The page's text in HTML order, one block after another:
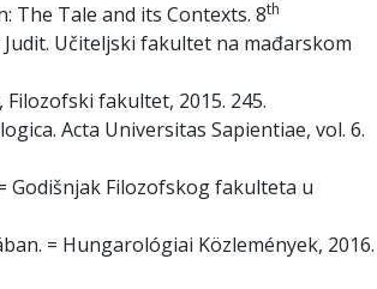
The Tale and its Contexts. 8th
Učiteljski fakultet na mađarskom
fakultet, 2015. 245.
Acta Universitas Sapientiae, vol. 6.
Godišnjak Filozofskog fakulteta u
= Hungarológiai Közlemények, 2016.